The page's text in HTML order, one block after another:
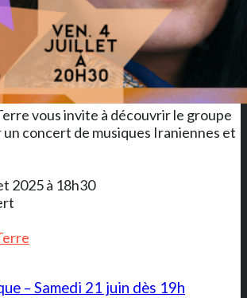
vous invite à découvrir le groupe
concert de musiques Iraniennes et
2025 à 18h30
– Samedi 21 juin dès 19h